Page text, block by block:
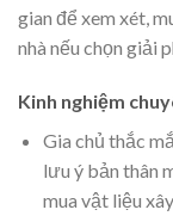
gian để xem xét,
nhà nếu chọn giải
Kinh nghiệm
Gia chủ thắc
lưu ý bản thân
mua vật liệu